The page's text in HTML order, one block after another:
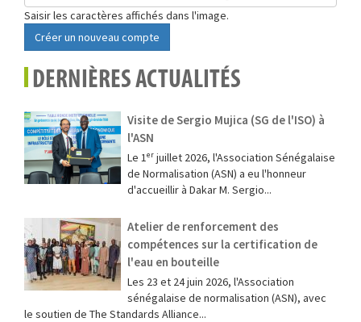
Saisir les caractères affichés dans l'image.
Créer un nouveau compte
DERNIÈRES ACTUALITÉS
Visite de Sergio Mujica (SG de l'ISO) à
l'ASN
Le 1ᵉʳ juillet 2026, l'Association Sénégalaise
de Normalisation (ASN) a eu l'honneur
d'accueillir à Dakar M. Sergio...
Atelier de renforcement des
compétences sur la certification de
l'eau en bouteille
Les 23 et 24 juin 2026, l'Association
sénégalaise de normalisation (ASN), avec
le soutien de The Standards Alliance...